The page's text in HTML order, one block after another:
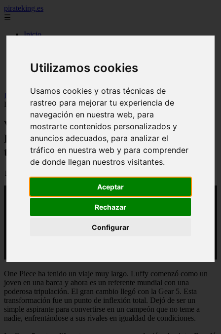
Utilizamos cookies
Usamos cookies y otras técnicas de
rastreo para mejorar tu experiencia de
navegación en nuestra web, para
mostrarte contenidos personalizados y
anuncios adecuados, para analizar el
tráfico en nuestra web y para comprender
de donde llegan nuestros visitantes.
Aceptar
Rechazar
Configurar
pirateking.es
☰
Inicio
recomendaciones
resenas
Inicio
yt-pirateking >Video One Piece: por qué la Gear 5 de
Luffy es una de las mejores transformaciones de todo el anime
Video One Piece: por qué la Gear 5 de
Luffy es una de las mejores
transformaciones de todo el anime
📅 05/04/2026
One Piece ha tenido un viaje muy largo. Luffy comenzó como un
joven en una barca y ahora es un referente mundial con una
poderosa tripulación. El gran cambio llegó con la Gear 5. Esta
transformación fue un punto de inflexión total. Dejó de ser un
simple aspirante para convertirse en un campeón que no teme a
nadie, enfrentándose a sus rivales en igualdad de condiciones.